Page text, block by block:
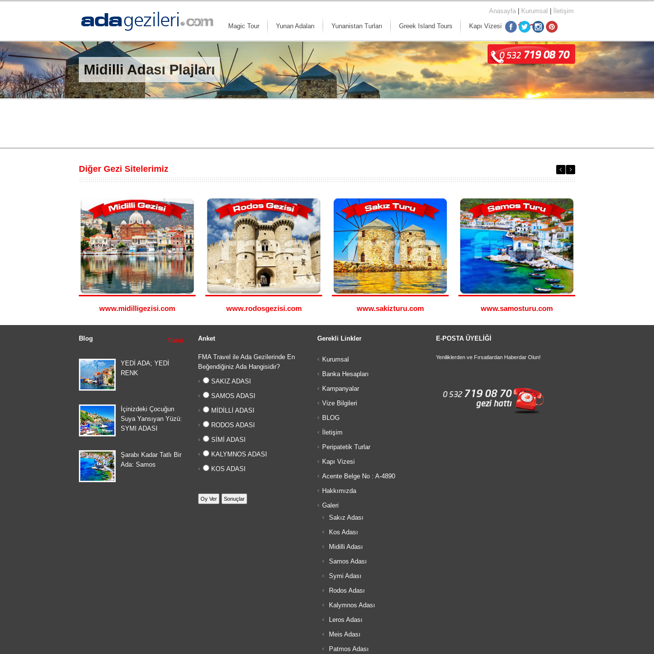
Magic Tour Yunan Adaları Yunanistan Turları Greek Island Tours Kapı Vizesi
Anasayfa Kurumsal İletişim
Midilli Adası Plajları
Diğer Gezi Sitelerimiz
www.midilligezisi.com www.rodosgezisi.com www.sakizturu.com www.samosturu.com
Blog Tümü
YEDİ ADA; YEDİ
RENK
İçinizdeki Çocuğun
Suya Yansıyan Yüzü:
SYMI ADASI
Şarabı Kadar Tatlı Bir
Ada: Samos
Anket
FMA Travel ile Ada Gezilerinde En
Beğendiğiniz Ada Hangisidir?
SAKIZ ADASI
SAMOS ADASI
MİDİLLİ ADASI
RODOS ADASI
SİMİ ADASI
KALYMNOS ADASI
KOS ADASI
Gerekli Linkler
Kurumsal
Banka Hesapları
Kampanyalar
Vize Bilgileri
BLOG
İletişim
Peripatetik Turlar
Kapı Vizesi
Acente Belge No : A-4890
Hakkımızda
Galeri
Sakız Adası
Kos Adası
Midilli Adası
Samos Adası
Symi Adası
Rodos Adası
Kalymnos Adası
Leros Adası
Meis Adası
Patmos Adası
E-POSTA ÜYELİĞİ
Yeniliklerden ve Fırsatlardan Haberdar Olun!